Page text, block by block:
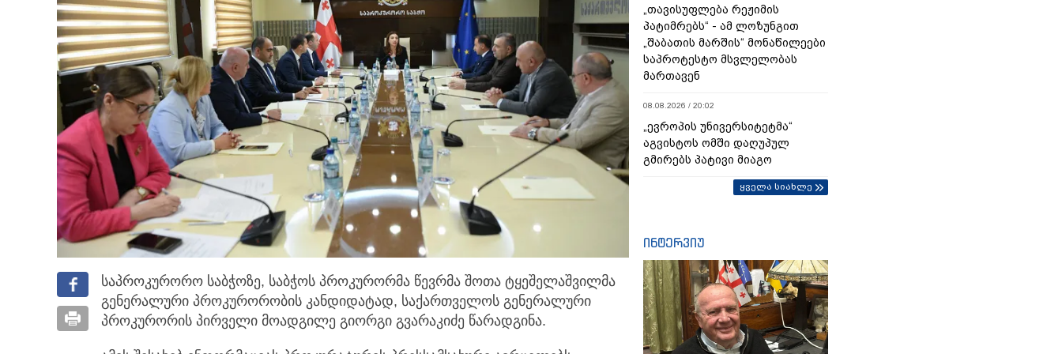
საპროკურორო საბჭოზე, საბჭოს პროკურორმა წევრმა შოთა ტყეშელაშვილმა
გენერალური პროკურორობის კანდიდატად, საქართველოს გენერალური
პროკურორის პირველი მოადგილე გიორგი გვარაკიძე წარადგინა.
„თავისუფლება რეჟიმის
პატიმრებს“ - ამ ლოზუნგით
„შაბათის მარშის“ მონაწილეები
საპროტესტო მსვლელობას
მართავენ
08.08.2026 / 20:02
„ევროპის უნივერსიტეტმა“
აგვისტოს ომში დაღუპულ
გმირებს პატივი მიაგო
ყველა სიახლე
ინტერვიუ